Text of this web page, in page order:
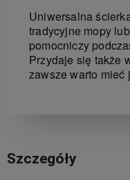
Uniwersalna
tradycyjne mopy
pomocniczy
Przydaje się także
zawsze warto mieć
Szczegóły